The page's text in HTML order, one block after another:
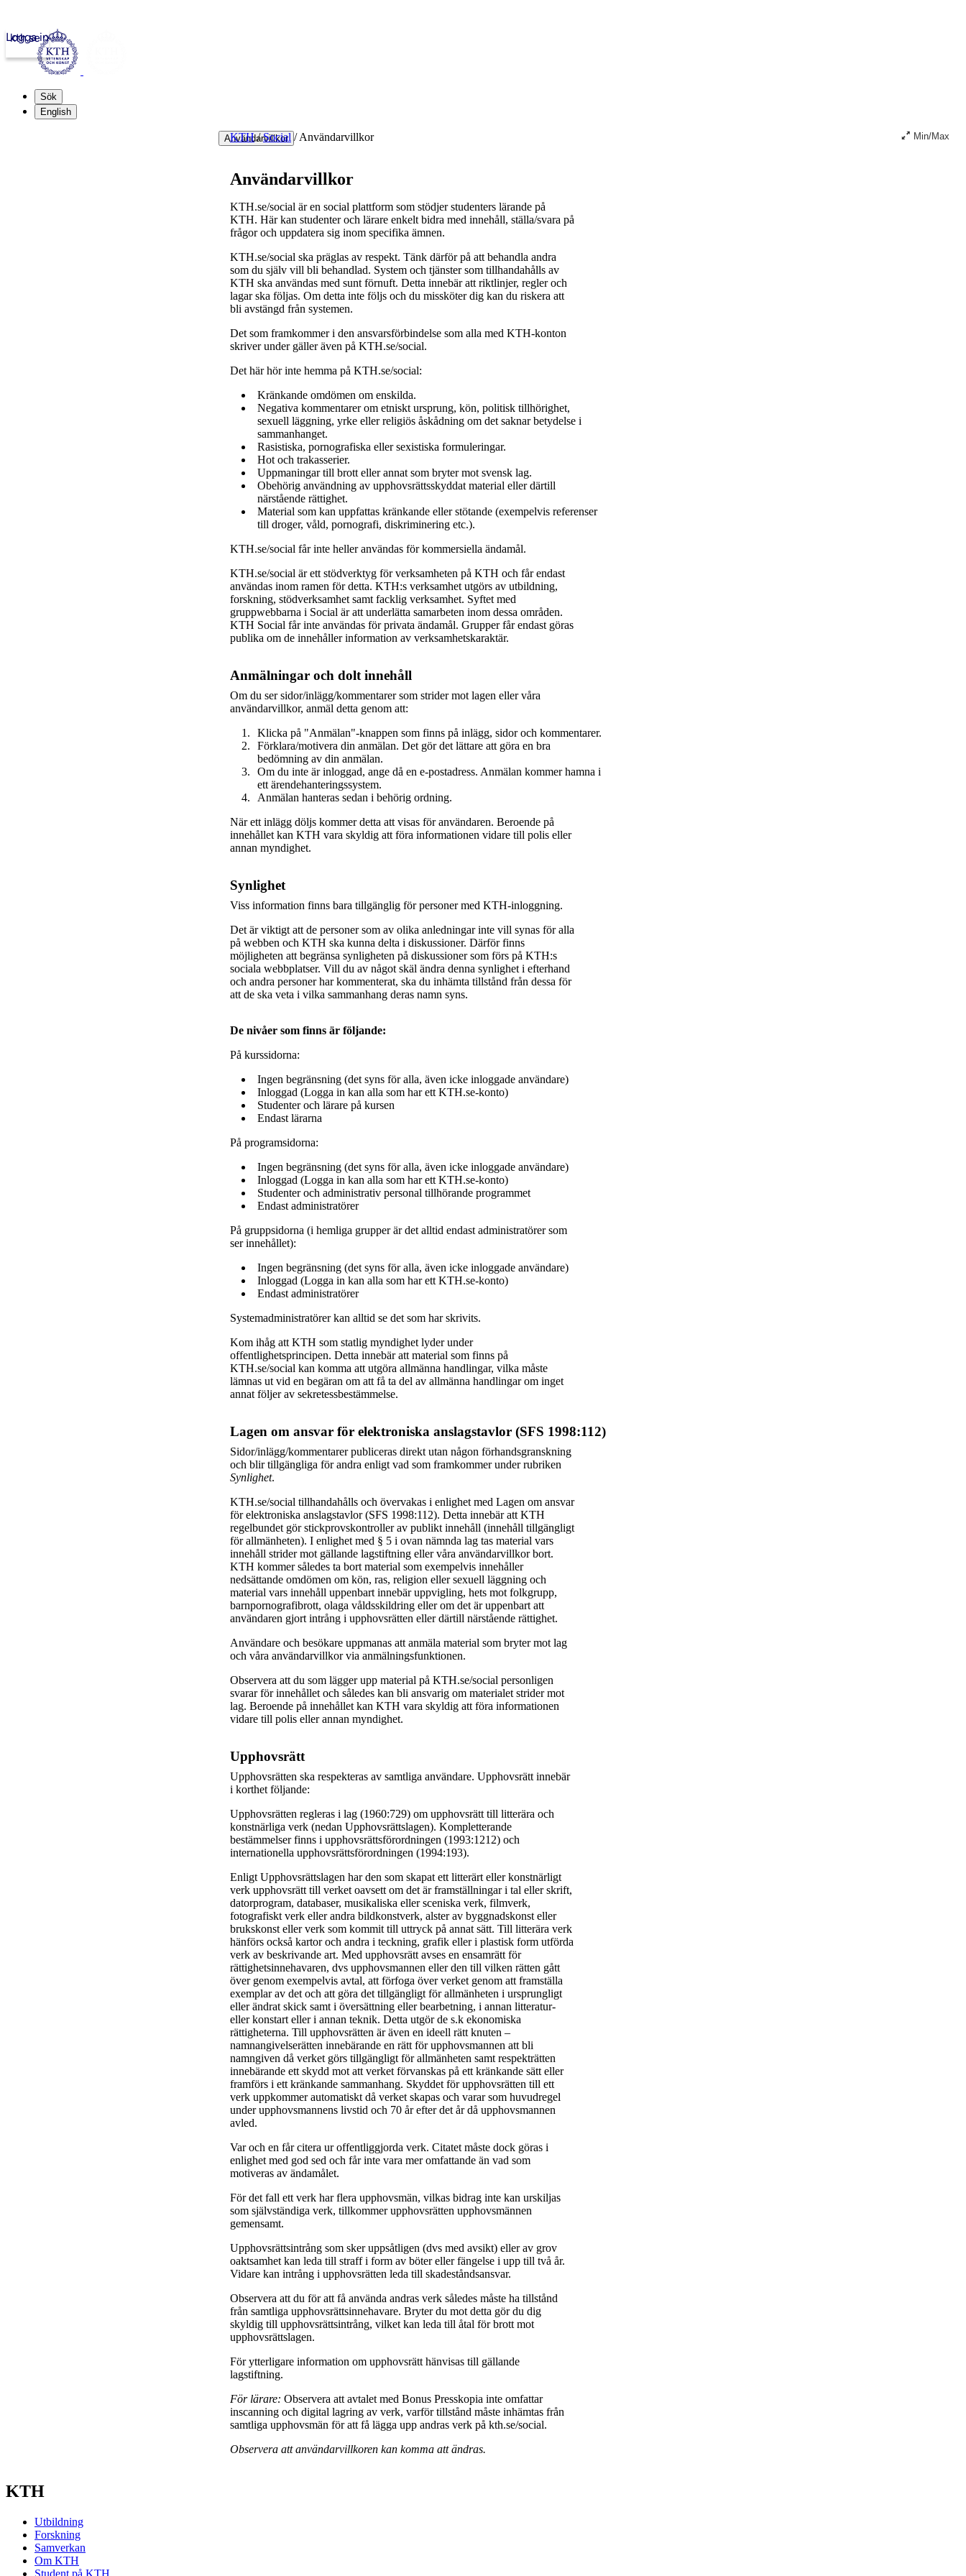
kth.se
Logga in
Sök
English
Användarvillkor
KTH / Social /Användarvillkor Min/Max
Användarvillkor
KTH.se/social är en social plattform som stödjer studenters lärande på
KTH. Här kan studenter och lärare enkelt bidra med innehåll, ställa/svara på
frågor och uppdatera sig inom specifika ämnen.
KTH.se/social ska präglas av respekt. Tänk därför på att behandla andra
som du själv vill bli behandlad. System och tjänster som tillhandahålls av
KTH ska användas med sunt förnuft. Detta innebär att riktlinjer, regler och
lagar ska följas. Om detta inte följs och du missköter dig kan du riskera att
bli avstängd från systemen.
Det som framkommer i den ansvarsförbindelse som alla med KTH-konton
skriver under gäller även på KTH.se/social.
Det här hör inte hemma på KTH.se/social:
Kränkande omdömen om enskilda.
Negativa kommentarer om etniskt ursprung, kön, politisk tillhörighet,
sexuell läggning, yrke eller religiös åskådning om det saknar betydelse i
sammanhanget.
Rasistiska, pornografiska eller sexistiska formuleringar.
Hot och trakasserier.
Uppmaningar till brott eller annat som bryter mot svensk lag.
Obehörig användning av upphovsrättsskyddat material eller därtill
närstående rättighet.
Material som kan uppfattas kränkande eller stötande (exempelvis referenser
till droger, våld, pornografi, diskriminering etc.).
KTH.se/social får inte heller användas för kommersiella ändamål.
KTH.se/social är ett stödverktyg för verksamheten på KTH och får endast
användas inom ramen för detta. KTH:s verksamhet utgörs av utbildning,
forskning, stödverksamhet samt facklig verksamhet. Syftet med
gruppwebbarna i Social är att underlätta samarbeten inom dessa områden.
KTH Social får inte användas för privata ändamål. Grupper får endast göras
publika om de innehåller information av verksamhetskaraktär.
Anmälningar och dolt innehåll
Om du ser sidor/inlägg/kommentarer som strider mot lagen eller våra
användarvillkor, anmäl detta genom att:
Klicka på "Anmälan"-knappen som finns på inlägg, sidor och kommentarer.
Förklara/motivera din anmälan. Det gör det lättare att göra en bra
bedömning av din anmälan.
Om du inte är inloggad, ange då en e-postadress. Anmälan kommer hamna i
ett ärendehanteringssystem.
Anmälan hanteras sedan i behörig ordning.
När ett inlägg döljs kommer detta att visas för användaren. Beroende på
innehållet kan KTH vara skyldig att föra informationen vidare till polis eller
annan myndighet.
Synlighet
Viss information finns bara tillgänglig för personer med KTH-inloggning.
Det är viktigt att de personer som av olika anledningar inte vill synas för alla
på webben och KTH ska kunna delta i diskussioner. Därför finns
möjligheten att begränsa synligheten på diskussioner som förs på KTH:s
sociala webbplatser. Vill du av något skäl ändra denna synlighet i efterhand
och andra personer har kommenterat, ska du inhämta tillstånd från dessa för
att de ska veta i vilka sammanhang deras namn syns.
De nivåer som finns är följande:
På kurssidorna:
Ingen begränsning (det syns för alla, även icke inloggade användare)
Inloggad (Logga in kan alla som har ett KTH.se-konto)
Studenter och lärare på kursen
Endast lärarna
På programsidorna:
Ingen begränsning (det syns för alla, även icke inloggade användare)
Inloggad (Logga in kan alla som har ett KTH.se-konto)
Studenter och administrativ personal tillhörande programmet
Endast administratörer
På gruppsidorna (i hemliga grupper är det alltid endast administratörer som
ser innehållet):
Ingen begränsning (det syns för alla, även icke inloggade användare)
Inloggad (Logga in kan alla som har ett KTH.se-konto)
Endast administratörer
Systemadministratörer kan alltid se det som har skrivits.
Kom ihåg att KTH som statlig myndighet lyder under
offentlighetsprincipen. Detta innebär att material som finns på
KTH.se/social kan komma att utgöra allmänna handlingar, vilka måste
lämnas ut vid en begäran om att få ta del av allmänna handlingar om inget
annat följer av sekretessbestämmelse.
Lagen om ansvar för elektroniska anslagstavlor (SFS 1998:112)
Sidor/inlägg/kommentarer publiceras direkt utan någon förhandsgranskning
och blir tillgängliga för andra enligt vad som framkommer under rubriken
Synlighet.
KTH.se/social tillhandahålls och övervakas i enlighet med Lagen om ansvar
för elektroniska anslagstavlor (SFS 1998:112). Detta innebär att KTH
regelbundet gör stickprovskontroller av publikt innehåll (innehåll tillgängligt
för allmänheten). I enlighet med § 5 i ovan nämnda lag tas material vars
innehåll strider mot gällande lagstiftning eller våra användarvillkor bort.
KTH kommer således ta bort material som exempelvis innehåller
nedsättande omdömen om kön, ras, religion eller sexuell läggning och
material vars innehåll uppenbart innebär uppvigling, hets mot folkgrupp,
barnpornografibrott, olaga våldsskildring eller om det är uppenbart att
användaren gjort intrång i upphovsrätten eller därtill närstående rättighet.
Användare och besökare uppmanas att anmäla material som bryter mot lag
och våra användarvillkor via anmälningsfunktionen.
Observera att du som lägger upp material på KTH.se/social personligen
svarar för innehållet och således kan bli ansvarig om materialet strider mot
lag. Beroende på innehållet kan KTH vara skyldig att föra informationen
vidare till polis eller annan myndighet.
Upphovsrätt
Upphovsrätten ska respekteras av samtliga användare. Upphovsrätt innebär
i korthet följande:
Upphovsrätten regleras i lag (1960:729) om upphovsrätt till litterära och
konstnärliga verk (nedan Upphovsrättslagen). Kompletterande
bestämmelser finns i upphovsrättsförordningen (1993:1212) och
internationella upphovsrättsförordningen (1994:193).
Enligt Upphovsrättslagen har den som skapat ett litterärt eller konstnärligt
verk upphovsrätt till verket oavsett om det är framställningar i tal eller skrift,
datorprogram, databaser, musikaliska eller sceniska verk, filmverk,
fotografiskt verk eller andra bildkonstverk, alster av byggnadskonst eller
brukskonst eller verk som kommit till uttryck på annat sätt. Till litterära verk
hänförs också kartor och andra i teckning, grafik eller i plastisk form utförda
verk av beskrivande art. Med upphovsrätt avses en ensamrätt för
rättighetsinnehavaren, dvs upphovsmannen eller den till vilken rätten gått
över genom exempelvis avtal, att förfoga över verket genom att framställa
exemplar av det och att göra det tillgängligt för allmänheten i ursprungligt
eller ändrat skick samt i översättning eller bearbetning, i annan litteratur-
eller konstart eller i annan teknik. Detta utgör de s.k ekonomiska
rättigheterna. Till upphovsrätten är även en ideell rätt knuten –
namnangivelserätten innebärande en rätt för upphovsmannen att bli
namngiven då verket görs tillgängligt för allmänheten samt respekträtten
innebärande ett skydd mot att verket förvanskas på ett kränkande sätt eller
framförs i ett kränkande sammanhang. Skyddet för upphovsrätten till ett
verk uppkommer automatiskt då verket skapas och varar som huvudregel
under upphovsmannens livstid och 70 år efter det år då upphovsmannen
avled.
Var och en får citera ur offentliggjorda verk. Citatet måste dock göras i
enlighet med god sed och får inte vara mer omfattande än vad som
motiveras av ändamålet.
För det fall ett verk har flera upphovsmän, vilkas bidrag inte kan urskiljas
som självständiga verk, tillkommer upphovsrätten upphovsmännen
gemensamt.
Upphovsrättsintrång som sker uppsåtligen (dvs med avsikt) eller av grov
oaktsamhet kan leda till straff i form av böter eller fängelse i upp till två år.
Vidare kan intrång i upphovsrätten leda till skadeståndsansvar.
Observera att du för att få använda andras verk således måste ha tillstånd
från samtliga upphovsrättsinnehavare. Bryter du mot detta gör du dig
skyldig till upphovsrättsintrång, vilket kan leda till åtal för brott mot
upphovsrättslagen.
För ytterligare information om upphovsrätt hänvisas till gällande
lagstiftning.
För lärare: Observera att avtalet med Bonus Presskopia inte omfattar
inscanning och digital lagring av verk, varför tillstånd måste inhämtas från
samtliga upphovsmän för att få lägga upp andras verk på kth.se/social.
Observera att användarvillkoren kan komma att ändras.
KTH
Utbildning
Forskning
Samverkan
Om KTH
Student på KTH